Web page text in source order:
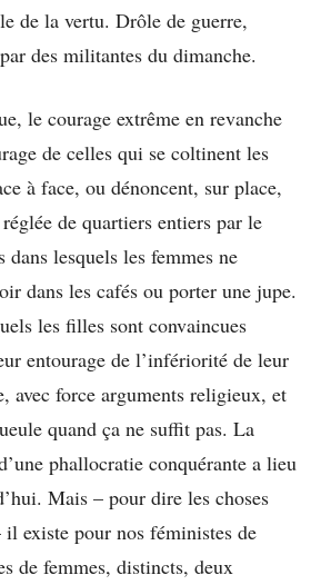
de la vertu. Drôle de guerre,
des militantes du dimanche.
le courage extrême en revanche
de celles qui se coltinent les
à face, ou dénoncent, sur place,
de quartiers entiers par le
dans lesquels les femmes ne
dans les cafés ou porter une jupe.
les filles sont convaincues
entourage de l’infériorité de leur
avec force arguments religieux, et
quand ça ne suffit pas. La
phallocratie conquérante a lieu
Mais – pour dire les choses
existe pour nos féministes de
de femmes, distincts, deux